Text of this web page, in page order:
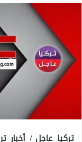
تركيا عاجل / أخبار